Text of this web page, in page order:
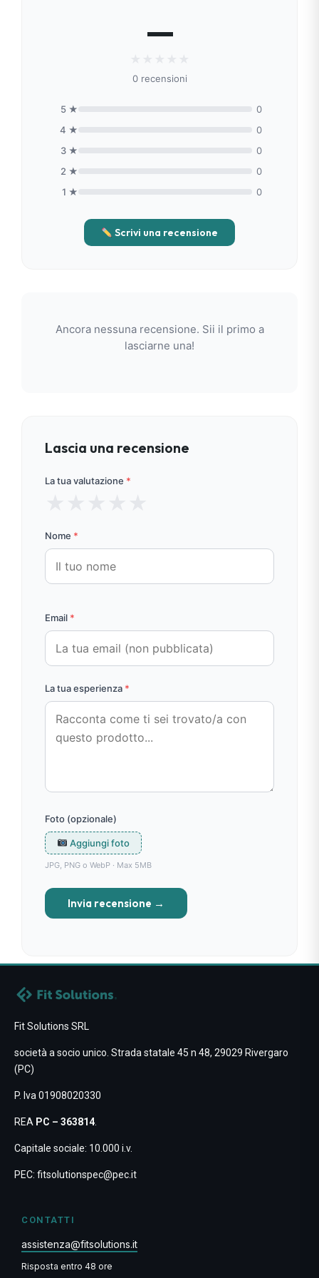
—
0 recensioni
5 ★
0
4 ★
0
3 ★
0
2 ★
0
1 ★
0
Scrivi una recensione
Ancora nessuna recensione. Sii il primo a
lasciarne una!
Lascia una recensione
La tua valutazione *
Nome *
Email *
La tua esperienza *
Foto (opzionale)
Aggiungi foto
JPG, PNG o WebP · Max 5MB
Invia recensione →
Fit Solutions SRL
società a socio unico. Strada statale 45 n 48, 29029 Rivergaro
(PC)
P. Iva 01908020330
REA PC – 363814
Capitale sociale: 10.000 i.v.
PEC: fitsolutionspec@pec.it
CONTATTI
assistenza@fitsolutions.it
Risposta entro 48 ore